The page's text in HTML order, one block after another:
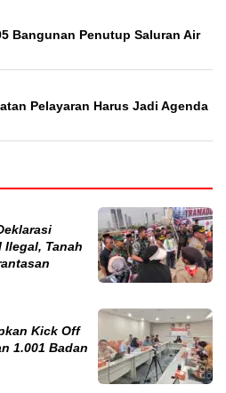
Bangunan Penutup Saluran Air
Pelayaran Harus Jadi Agenda
Ilegal, Tanah
Kick Off
1.001 Badan